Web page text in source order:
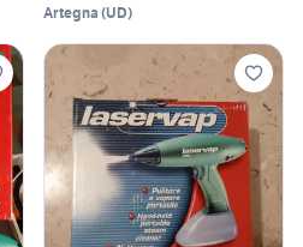
Artegna (UD)